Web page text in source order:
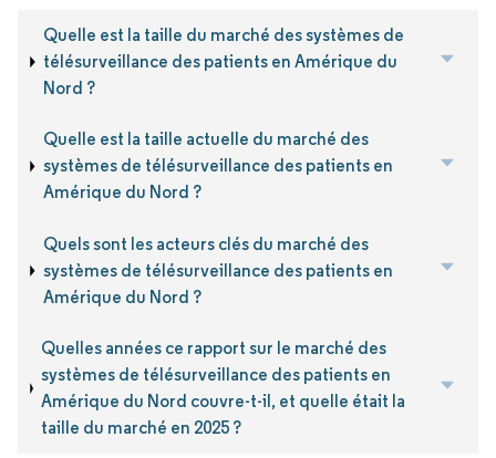
Quelle est la taille du marché des systèmes de
télésurveillance des patients en Amérique du
Nord ?
Quelle est la taille actuelle du marché des
systèmes de télésurveillance des patients en
Amérique du Nord ?
Quels sont les acteurs clés du marché des
systèmes de télésurveillance des patients en
Amérique du Nord ?
Quelles années ce rapport sur le marché des
systèmes de télésurveillance des patients en
Amérique du Nord couvre-t-il, et quelle était la
taille du marché en 2025 ?